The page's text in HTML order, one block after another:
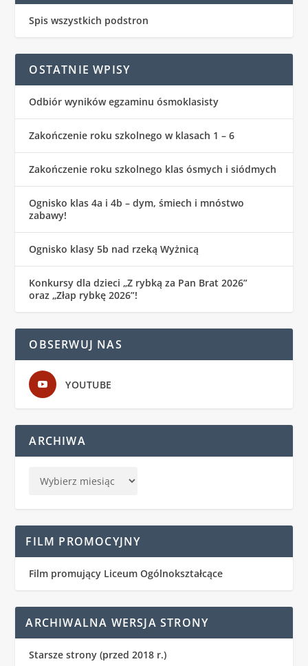
Spis wszystkich podstron
OSTATNIE WPISY
Odbiór wyników egzaminu ósmoklasisty
Zakończenie roku szkolnego w klasach 1 – 6
Zakończenie roku szkolnego klas ósmych i siódmych
Ognisko klas 4a i 4b – dym, śmiech i mnóstwo
zabawy!
Ognisko klasy 5b nad rzeką Wyżnicą
Konkursy dla dzieci „Z rybką za Pan Brat 2026”
oraz „Złap rybkę 2026”!
OBSERWUJ NAS
YOUTUBE
ARCHIWA
FILM PROMOCYJNY
Film promujący Liceum Ogólnokształcące
ARCHIWALNA WERSJA STRONY
Starsze strony (przed 2018 r.)